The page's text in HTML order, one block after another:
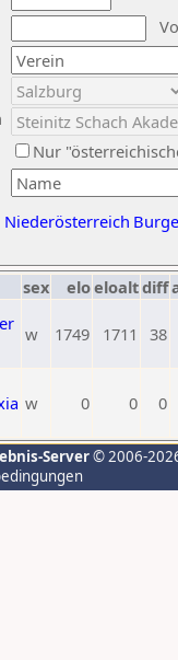
Nur
Niederösterreich
sex eloeloaltdiff
w 1749 1711 38
w 0 0 0
Server© 2006-